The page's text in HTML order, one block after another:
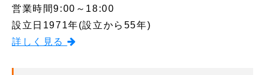
営業時間9:00～18:00
設立日 1971年(設立から55年)
詳しく見る